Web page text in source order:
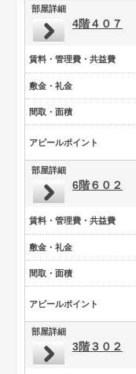
部屋詳細
4階４０７
賃料・管理費・共益費
敷金・礼金
間取・面積
アピールポイント
部屋詳細
6階６０２
賃料・管理費・共益費
敷金・礼金
間取・面積
アピールポイント
部屋詳細
3階３０２